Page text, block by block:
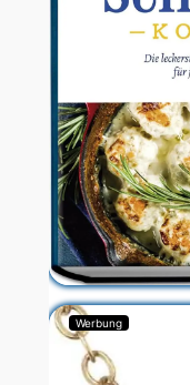
Werbung